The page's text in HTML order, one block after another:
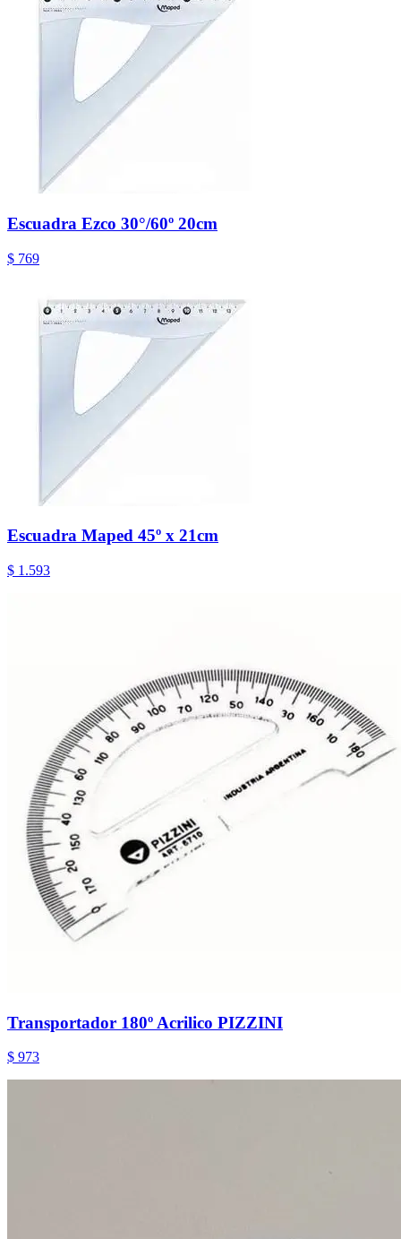
Escuadra Ezco 30°/60º 20cm
$ 769
Escuadra Maped 45º x 21cm
$ 1.593
Transportador 180º Acrilico PIZZINI
$ 973